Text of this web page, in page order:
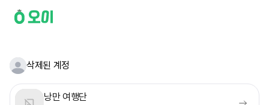
삭제된 계정
낭만 여행단